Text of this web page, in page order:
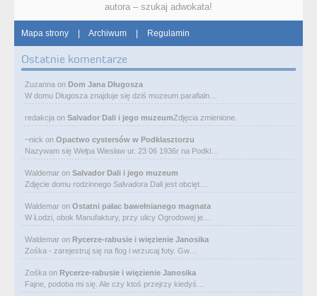
autora – szukaj adwokata!
Mapa strony | Archiwum | Regulamin
Ostatnie komentarze
Zuzanna on Dom Jana Długosza
W domu Długosza znajduje się dziś muzeum parafialn…
redakcja on Salvador Dali i jego muzeumZdjęcia zmienione.
~nick on Opactwo cystersów w Podklasztorzu
Nazywam się Wełpa Wiesław ur. 23 06 1936r na Podkl…
Waldemar on Salvador Dali i jego muzeum
Zdjęcie domu rodzinnego Salvadora Dali jest obcięt…
Waldemar on Ostatni pałac bawełnianego magnata
W Łodzi, obok Manufaktury, przy ulicy Ogrodowej je…
Waldemar on Rycerze-rabusie i więzienie Janosika
Zośka - zarejestruj się na flog i wrzucaj foty. Gw…
Zośka on Rycerze-rabusie i więzienie Janosika
Fajne, podoba mi się. Ale czy ktoś przejrzy kiedyś…